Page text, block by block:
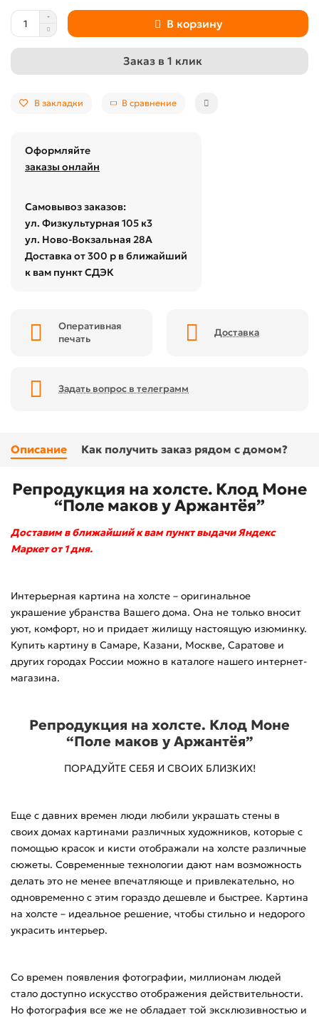
В корзину
Заказ в 1 клик
В закладки В сравнение
Оформляйте
заказы онлайн
Самовывоз заказов:
ул. Физкультурная 105 к3
ул. Ново-Вокзальная 28А
Доставка от 300 р в ближайший
к вам пункт СДЭК
Оперативная
печать
Доставка
Задать вопрос в телеграмм
Описание Как получить заказ рядом с домом?
Репродукция на холсте. Клод Моне
“Поле маков у Аржантёя”
Доставим в ближайший к вам пункт выдачи Яндекс
Маркет от 1 дня.
Интерьерная картина на холсте – оригинальное
украшение убранства Вашего дома. Она не только вносит
уют, комфорт, но и придает жилищу настоящую изюминку.
Купить картину в Самаре, Казани, Москве, Саратове и
других городах России можно в каталоге нашего интернет-
магазина.
Репродукция на холсте. Клод Моне
“Поле маков у Аржантёя”
ПОРАДУЙТЕ СЕБЯ И СВОИХ БЛИЗКИХ!
Еще с давних времен люди любили украшать стены в
своих домах картинами различных художников, которые с
помощью красок и кисти отображали на холсте различные
сюжеты. Современные технологии дают нам возможность
делать это не менее впечатляюще и привлекательно, но
одновременно с этим гораздо дешевле и быстрее. Картина
на холсте – идеальное решение, чтобы стильно и недорого
украсить интерьер.
Со времен появления фотографии, миллионам людей
стало доступно искусство отображения действительности.
Но фотография все же не обладает той эксклюзивностью и